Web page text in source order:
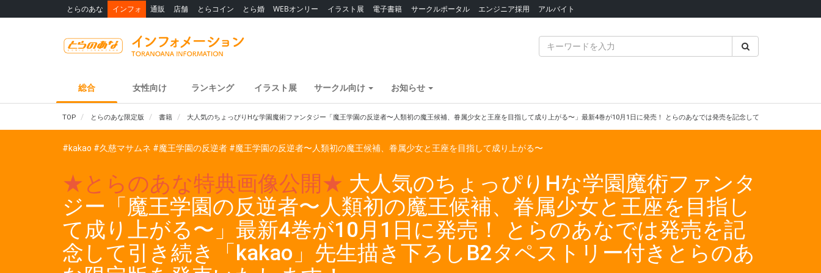
とらのあな インフォ 通販 店舗 とらコイン とら婚 WEBオンリー イラスト展 電子書籍 サークルポータル エンジニア採用 アルバイト
総合 女性向け ランキング イラスト展 サークル向け お知らせ
TOP とらのあな限定版 書籍 大人気のちょっぴりHな学園魔術ファンタジー「魔王学園の反逆者〜人類初の魔王候補、眷属少女と王座を目指して成り上がる〜」最新4巻が10月1日に発売！ とらのあなでは発売を記念して引き続き「kakao
#kakao #久慈マサムネ #魔王学園の反逆者 #魔王学園の反逆者〜人類初の魔王候補、眷属少女と王座を目指して成り上がる〜
★とらのあな特典画像公開★ 大人気のちょっぴりHな学園魔術ファンタ
ジー「魔王学園の反逆者〜人類初の魔王候補、眷属少女と王座を目指し
て成り上がる〜」最新4巻が10月1日に発売！ とらのあなでは発売を記
念して引き続き「kakao」先生描き下ろしB2タペストリー付きとらのあ